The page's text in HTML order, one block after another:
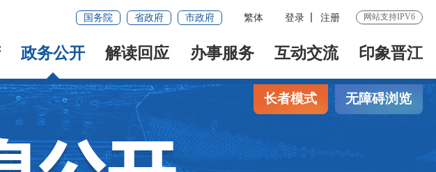
国务院 省政府 市政府 繁体 登录 注册 网站支持IPV6
政务公开 解读回应 办事服务 互动交流 印象晋江
长者模式 无障碍浏览